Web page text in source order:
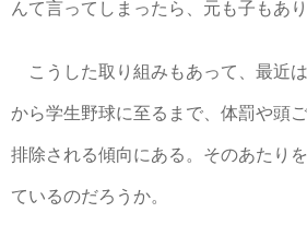
んて言ってしまったら、元も子もあり
こうした取り組みもあって、最近
から学生野球に至るまで、体罰や頭
排除される傾向にある。そのあたり
ているのだろうか。